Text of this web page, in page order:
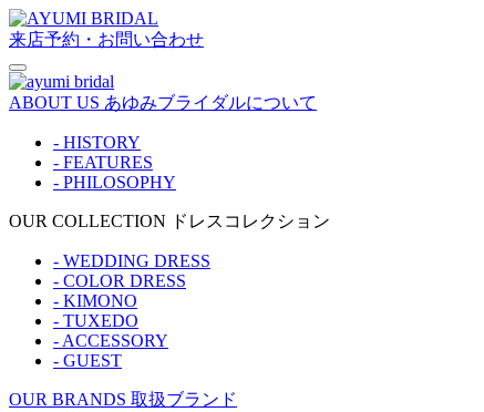
来店予約・お問い合わせ
ABOUT US あゆみブライダルについて
- HISTORY
- FEATURES
- PHILOSOPHY
OUR COLLECTION ドレスコレクション
- WEDDING DRESS
- COLOR DRESS
- KIMONO
- TUXEDO
- ACCESSORY
- GUEST
OUR BRANDS 取扱ブランド